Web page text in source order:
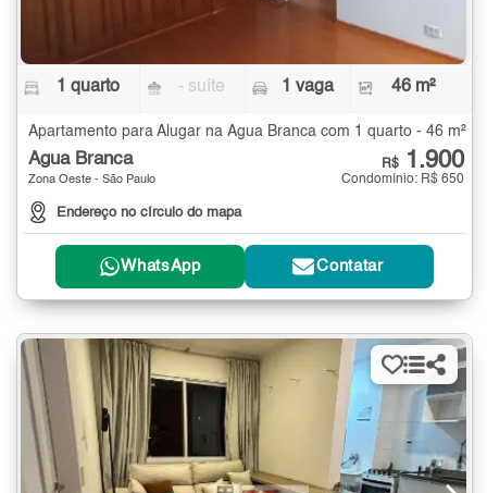
1 quarto - suíte 1 vaga 46 m²
Apartamento para Alugar na Água Branca com 1 quarto - 46 m²
Água Branca
Zona Oeste - São Paulo
Endereço no círculo do mapa
R$ 1.900
Condomínio: R$ 650
WhatsApp Contatar